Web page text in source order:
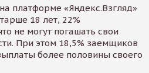
платформе «Яндекс.Взгляд»
18 лет, 22%
не могут погашать свои
При этом 18,5% заемщиков
более половины своего